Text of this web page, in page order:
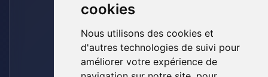
cookies
Nous utilisons des cookies et
d'autres technologies de suivi pour
améliorer votre expérience de
Titan